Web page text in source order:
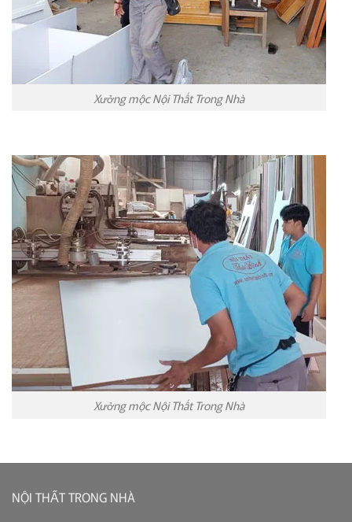
Xưởng mộc Nội Thất Trong Nhà
Xưởng mộc Nội Thất Trong Nhà
NỘI THẤT TRONG NHÀ